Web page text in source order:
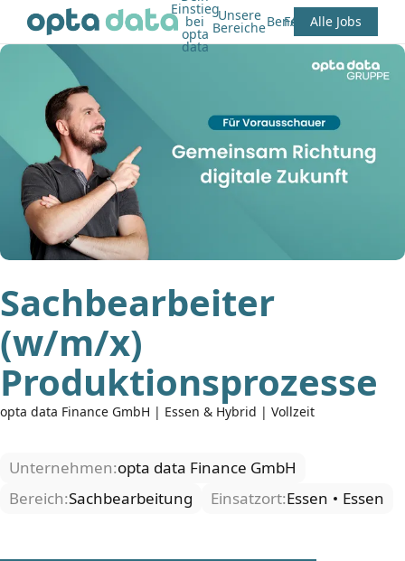
Einstieg
bei
opta
data
Unsere
BereicheBenefits
FAQ Alle Jobs
Sachbearbeiter
(w/m/x)
Produktionsprozesse
opta data Finance GmbH | Essen & Hybrid | Vollzeit
Unternehmen:opta data Finance GmbH
Bereich:Sachbearbeitung Einsatzort:Essen Essen